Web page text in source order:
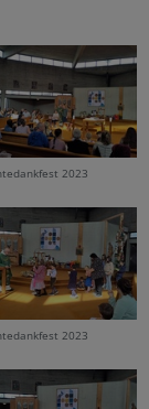
2023
2023